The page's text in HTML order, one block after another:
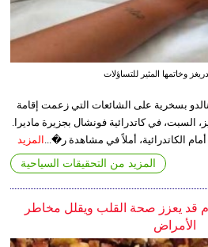
وخاتمها المثير للتساؤلات
بسخرية على الشائعات التي زعمت إقامة
السبت، في كاتدرائية فونشال بجزيرة ماديرا.
الكاتدرائية، أملاً في مشاهدة ر�... المزيد
المزيد من التحقيقات السياحية
قد يعزز صحة القلب ويقلل مخاطر
الأمراض